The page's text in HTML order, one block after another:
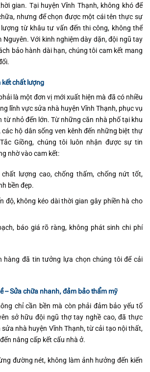
gian. Tại huyện Vĩnh Thạnh, không khó để
nhưng để chọn được một cái tên thực sự
từ khâu tư vấn đến thi công, không thể
Nguyên. Với kinh nghiệm dày dặn, đội ngũ tay
bảo hành dài hạn, chúng tôi cam kết mang
kết chất lượng
là một đơn vị mới xuất hiện mà đã có nhiều
lĩnh vực sửa nhà huyện Vĩnh Thạnh, phục vụ
từ nhỏ đến lớn. Từ những căn nhà phố tại khu
hộ dân sống ven kênh đến những biệt thự
Giồng, chúng tôi luôn nhận được sự tin
nhờ vào cam kết:
lượng cao, chống thấm, chống nứt tốt,
bền đẹp.
độ, không kéo dài thời gian gây phiền hà cho
báo giá rõ ràng, không phát sinh chi phí
hàng đã tin tưởng lựa chọn chúng tôi để cải
– Sửa chữa nhanh, đảm bảo thẩm mỹ
chỉ cần bền mà còn phải đảm bảo yếu tố
sở hữu đội ngũ thợ tay nghề cao, đã thực
nhà huyện Vĩnh Thạnh, từ cải tạo nội thất,
nâng cấp kết cấu nhà ở.
đường nét, không làm ảnh hưởng đến kiến